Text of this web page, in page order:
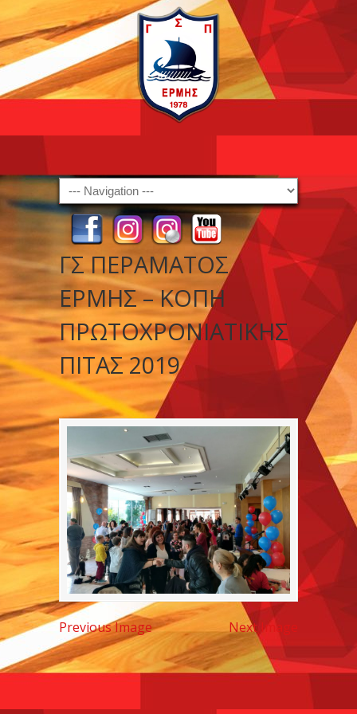
Navigation
ΓΣ ΠΕΡΑΜΑΤΟΣ
ΕΡΜΗΣ – ΚΟΠΗ
ΠΡΩΤΟΧΡΟΝΙΑΤΙΚΗΣ
ΠΙΤΑΣ 2019
Previous Image Next Image